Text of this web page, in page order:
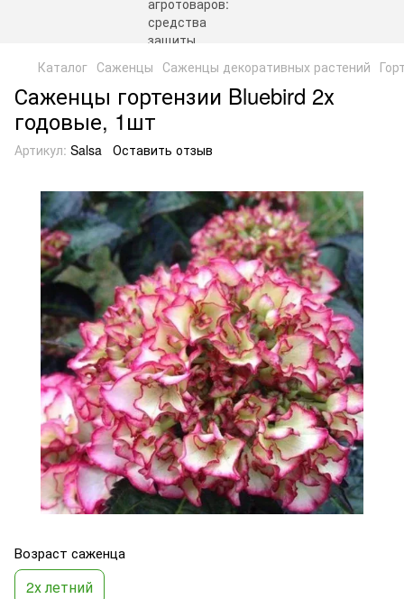
Каталог Саженцы Саженцы декоративных растений
Саженцы гортензии Bluebird 2х
годовые, 1шт
Артикул: Salsa Оставить отзыв
Возраст саженца
2х летний